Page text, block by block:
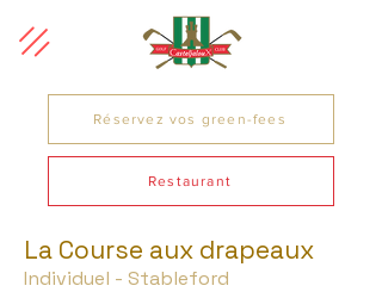
Réservez vos green-fees
Restaurant
La Course aux drapeaux
Individuel - Stableford